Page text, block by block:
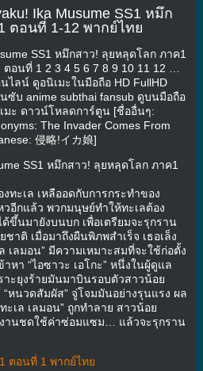
Ika Musume SS1 หมึก
ตอนที่ 1-12 พากย์ไทย
SS1 หมึกสาว! ลุยหลุดโลก ภาค1
อนที่ 1 2 3 4 5 6 7 8 9 10 11 12 …
ไลน์ ดูอนิเมะในมือถือ HD FullHD
ซับ anime subthai fansub ดูบนมือถือ
ะ ดาวน์โหลดการ์ตูน [ชื่ออื่นๆ:
The Invader Comes From
侵略!イカ娘]
SS1 หมึกสาว! ลุยหลุดโลก ภาค1
ทะเล เหลืออดกับการกระทำของ
วอีกแล้ว พวกมนุษย์ทำให้ทะเลต้อง
ขึ้นมายังบนบก เพื่อเตรียมจะรุกราน
าติ เมื่อมาถึงผืนพิภพสำเร็จ เธอเล็ง
เลมอน” มีความเหมาะสมที่จะใช้ก่อตั้ง
หา “ไอซาวะ เอโกะ” หนึ่งในผู้ดูแล
าะยุงร้ายมันมาบินรอบตัวสาวน้อย
หนวดสัมผัส” จู่โจมมันอย่างรุนแรง ผล
ะเล เลมอน” ถูกทำลาย สาวน้อย
านชดใช้ค่าซ่อมแซม… แล้วจะรุกราน
ตอนที่ 1 พากย์ไทย